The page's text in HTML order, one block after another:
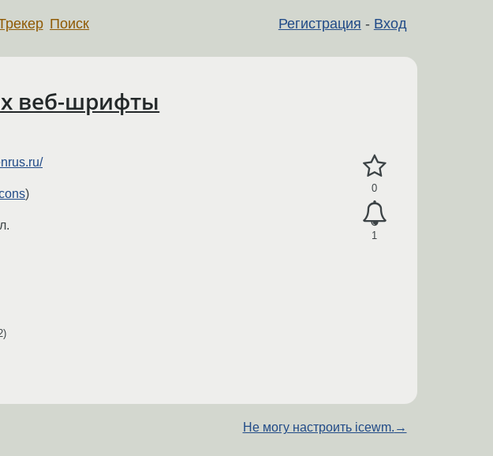
Регистрация - Вход
Поиск
веб-шрифты
0
1
)
Не могу настроить icewm. →